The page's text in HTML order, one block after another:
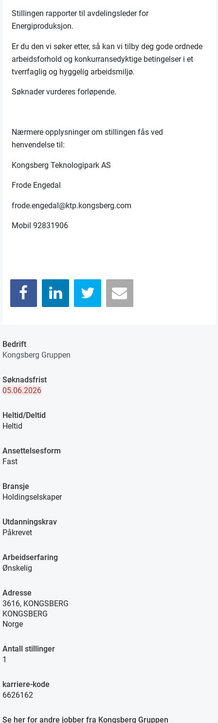
Stillingen rapporter til avdelingsleder for
Energiproduksjon.
Er du den vi søker etter, så kan vi tilby deg gode ordnede
arbeidsforhold og konkurransedyktige betingelser i et
tverrfaglig og hyggelig arbeidsmiljø.
Søknader vurderes forløpende.
Nærmere opplysninger om stillingen fås ved
henvendelse til:
Kongsberg Teknologipark AS
Frode Engedal
frode.engedal@ktp.kongsberg.com
Mobil 92831906
Bedrift
Kongsberg Gruppen
Søknadsfrist
05.06.2026
Heltid/Deltid
Heltid
Ansettelsesform
Fast
Bransje
Holdingselskaper
Utdanningskrav
Påkrevet
Arbeidserfaring
Ønskelig
Adresse
3616, KONGSBERG
KONGSBERG
Norge
Antall stillinger
1
karriere-kode
6626162
Se her for andre jobber fra Kongsberg Gruppen